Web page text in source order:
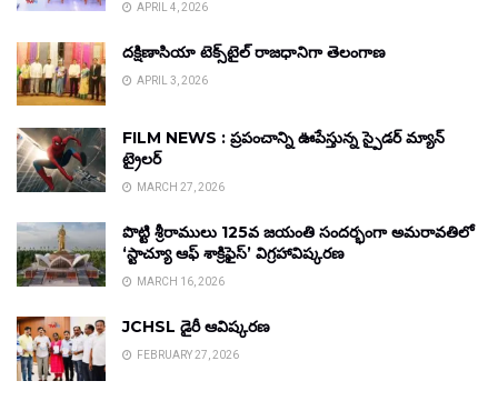
APRIL 4, 2026
దక్షిణాసియా టెక్స్‌టైల్ రాజధానిగా తెలంగాణ
APRIL 3, 2026
FILM NEWS : ప్రపంచాన్ని ఊపేస్తున్న స్పైడర్ మ్యాన్
ట్రైలర్
MARCH 27, 2026
పొట్టి శ్రీరాములు 125వ జయంతి సందర్భంగా అమరావతిలో
‘స్టాచ్యూ ఆఫ్ శాక్రిఫైస్’ విగ్రహావిష్కరణ
MARCH 16, 2026
JCHSL డైరీ ఆవిష్కరణ
FEBRUARY 27, 2026